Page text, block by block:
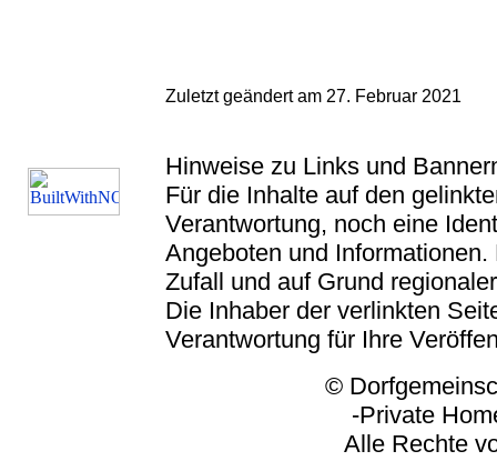
Zuletzt geändert am 27. Februar 2021
Hinweise zu Links und
Für die Inhalte auf den
Verantwortung, noch eine
Angeboten und
Zufall und auf Grund
Die Inhaber der verlinkten
Verantwortung für Ihre
© Dorfgemeinschaft
-Private
Alle Rechte